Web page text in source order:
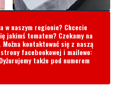
w naszym regionie? Chcecie
jakimś tematem? Czekamy na
kontaktować się z naszą
facebookowej i mailowo:
Dyżurujemy także pod numerem